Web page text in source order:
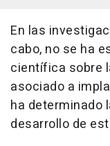
En las
cabo, no se ha
científica sobre
asociado a
ha determinado
desarrollo de